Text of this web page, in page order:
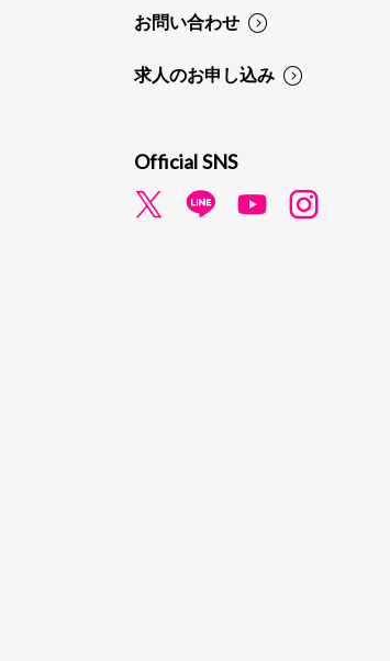
お問い合わせ
求人のお申し込み
Official SNS